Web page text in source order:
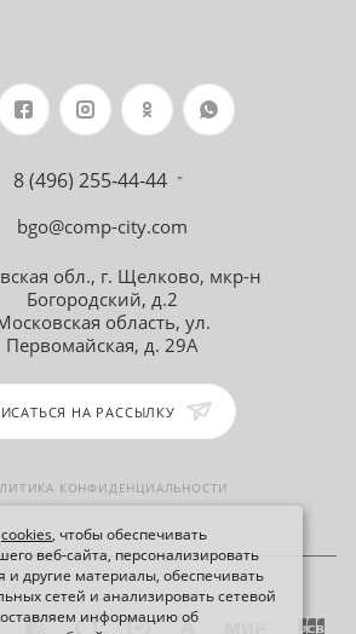
cookies, чтобы обеспечивать
веб-сайта, персонализировать
другие материалы, обеспечивать
сетей и анализировать сетевой
информацию об
8 (496) 255-44-44
bgo@comp-city.com
обл., г. Щелково, мкр-н
Богородский, д.2
область, ул.
Первомайская, д. 29А
НА РАССЫЛКУ
КОНФИДЕНЦИАЛЬНОСТИ